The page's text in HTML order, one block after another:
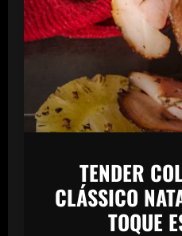
TENDER
CLÁSSICO
TOQUE